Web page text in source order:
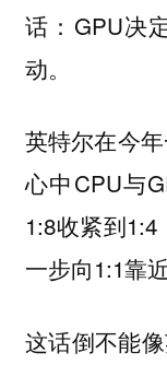
话：GPU决
动。
英特尔在今
心中CPU与
1:8收紧到
一步向1:1靠近
这话倒不能